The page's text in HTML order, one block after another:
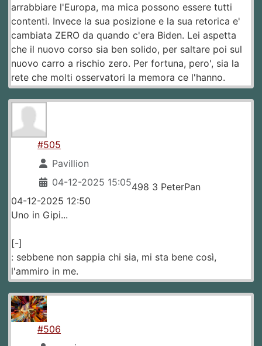
arrabbiare l'Europa, ma mica possono essere tutti
contenti. Invece la sua posizione e la sua retorica e'
cambiata ZERO da quando c'era Biden. Lei aspetta
che il nuovo corso sia ben solido, per saltare poi sul
nuovo carro a rischio zero. Per fortuna, pero', sia la
rete che molti osservatori la memora ce l'hanno.
#505
Pavillion
04-12-2025 15:05498 3 PeterPan
04-12-2025 12:50
Uno in Gipi...
[-]
: sebbene non sappia chi sia, mi sta bene così,
l'ammiro in me.
#506